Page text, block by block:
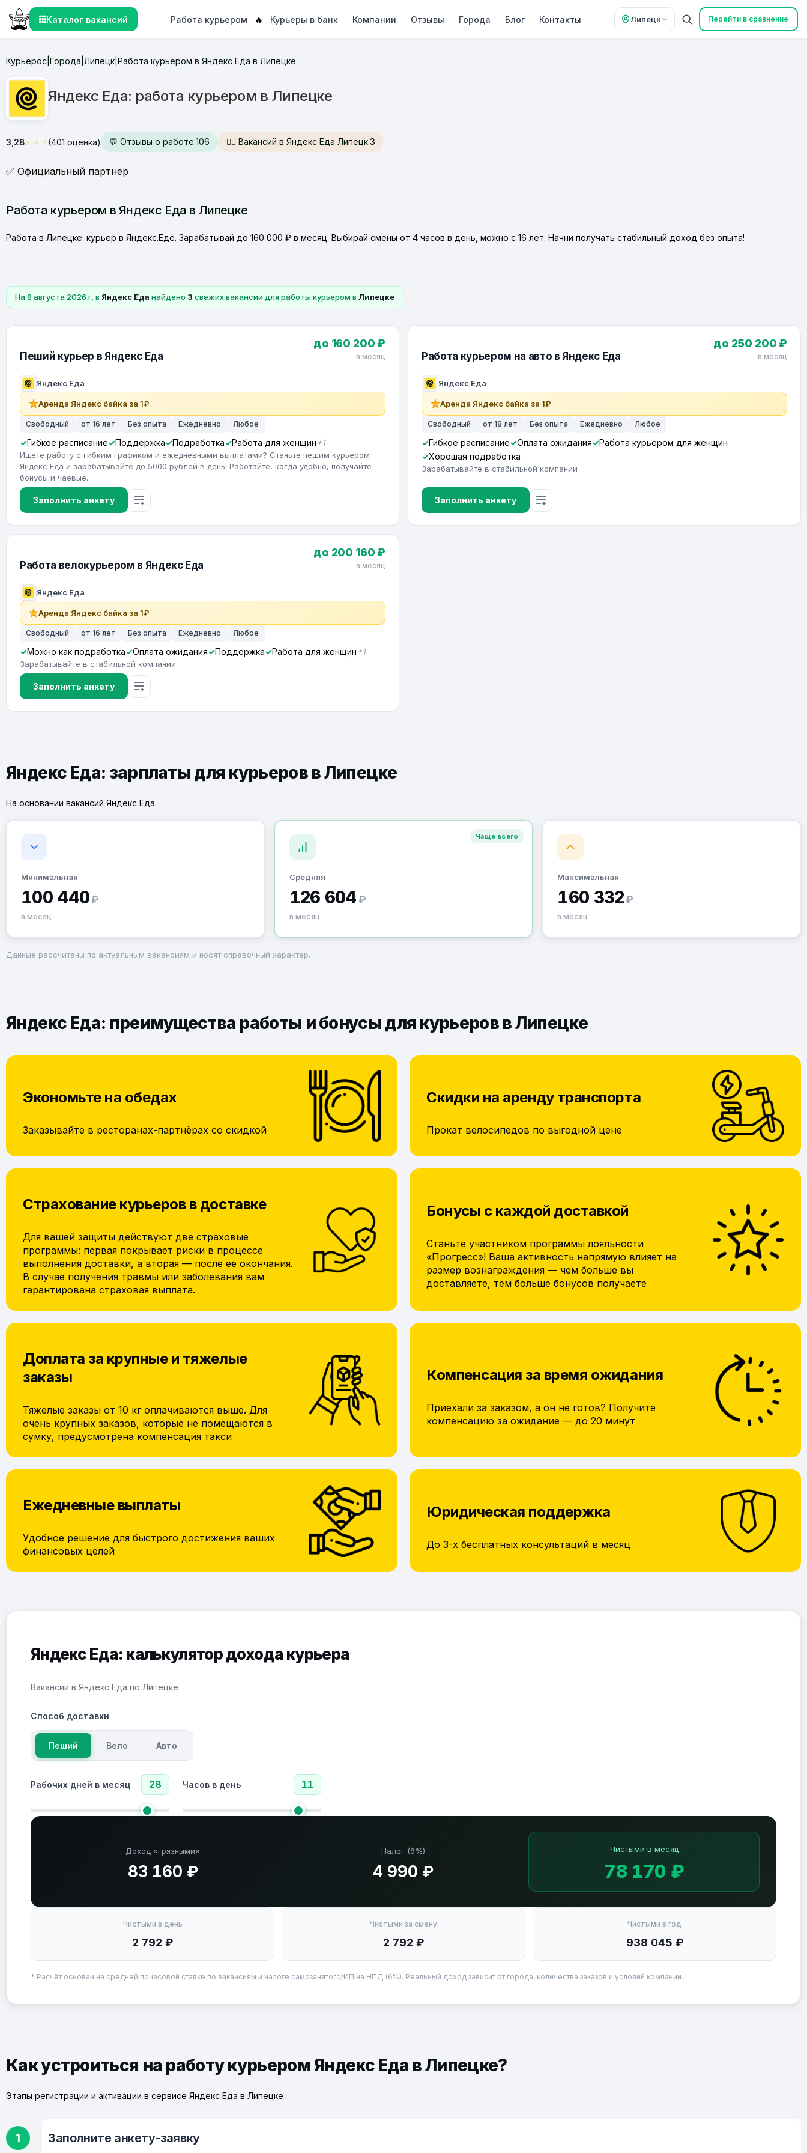
Каталог вакансий Работа курьером 🔥 Курьеры в банк Компании Отзывы Города Блог Контакты Липецк Перейти в сравнение
Курьерос Города Липецк Работа курьером в Яндекс Еда в Липецке
Яндекс Еда: работа курьером в Липецке
3,28⭐ ⭐ ⭐(401 оценка) 💬 Отзывы о работе:106 🙋‍♂️ Вакансий в Яндекс Еда Липецк:3
✅ Официальный партнер
Работа курьером в Яндекс Еда в Липецке
Работа в Липецке: курьер в Яндекс.Еде. Зарабатывай до 160 000 ₽ в месяц. Выбирай смены от 4 часов в день, можно с 16 лет. Начни получать стабильный доход без опыта!
На 8 августа 2026 г. в Яндекс Еда найдено 3 свежих вакансии для работы курьером в Липецке
Пеший курьер в Яндекс Еда
Яндекс Еда
до 160 200 ₽
в месяц
Аренда Яндекс байка за 1₽
Свободный от 16 лет Без опыта Ежедневно Любое
Гибкое расписание Поддержка Подработка Работа для женщин +1
Ищете работу с гибким графиком и ежедневными выплатами? Станьте пешим курьером
Яндекс Еда и зарабатывайте до 5000 рублей в день! Работайте, когда удобно, получайте
бонусы и чаевые.
Заполнить анкету
Работа курьером на авто в Яндекс Еда
Яндекс Еда
до 250 200 ₽
в месяц
Аренда Яндекс байка за 1₽
Свободный от 18 лет Без опыта Ежедневно Любое
Гибкое расписание Оплата ожидания
Работа курьером для женщин
Хорошая подработка
Зарабатывайте в стабильной компании
Заполнить анкету
Работа велокурьером в Яндекс Еда
Яндекс Еда
до 200 160 ₽
в месяц
Аренда Яндекс байка за 1₽
Свободный от 16 лет Без опыта Ежедневно Любое
Можно как подработка Оплата ожидания Поддержка Работа для женщин +1
Зарабатывайте в стабильной компании
Заполнить анкету
Яндекс Еда: зарплаты для курьеров в Липецке
На основании вакансий Яндекс Еда
Минимальная
100 440 ₽
в месяц
Чаще всего
Средняя
126 604 ₽
в месяц
Максимальная
160 332 ₽
в месяц
Данные рассчитаны по актуальным вакансиям и носят справочный характер.
Яндекс Еда: преимущества работы и бонусы для курьеров в Липецке
Экономьте на обедах
Заказывайте в ресторанах-партнёрах со скидкой
Скидки на аренду транспорта
Прокат велосипедов по выгодной цене
Страхование курьеров в доставке
Для вашей защиты действуют две страховые
программы: первая покрывает риски в процессе
выполнения доставки, а вторая — после её окончания.
В случае получения травмы или заболевания вам
гарантирована страховая выплата.
Бонусы с каждой доставкой
Станьте участником программы лояльности
«Прогресс»! Ваша активность напрямую влияет на
размер вознаграждения — чем больше вы
доставляете, тем больше бонусов получаете
Доплата за крупные и тяжелые
заказы
Тяжелые заказы от 10 кг оплачиваются выше. Для
очень крупных заказов, которые не помещаются в
сумку, предусмотрена компенсация такси
Компенсация за время ожидания
Приехали за заказом, а он не готов? Получите
компенсацию за ожидание — до 20 минут
Ежедневные выплаты
Удобное решение для быстрого достижения ваших
финансовых целей
Юридическая поддержка
До 3-х бесплатных консультаций в месяц
Яндекс Еда: калькулятор дохода курьера
Вакансии в Яндекс Еда по Липецке
Способ доставки
Пеший Вело Авто
Рабочих дней в месяц 28 Часов в день 11
Доход «грязными»
83 160 ₽
Налог (6%)
4 990 ₽
Чистыми в месяц
78 170 ₽
Чистыми в день
2 792 ₽
Чистыми за смену
2 792 ₽
Чистыми в год
938 045 ₽
* Расчёт основан на средней почасовой ставке по вакансиям и налоге самозанятого/ИП на НПД (6%). Реальный доход зависит от города, количества заказов и условий компании.
Как устроиться на работу курьером Яндекс Еда в Липецке?
Этапы регистрации и активации в сервисе Яндекс Еда в Липецке
1 Заполните анкету-заявку